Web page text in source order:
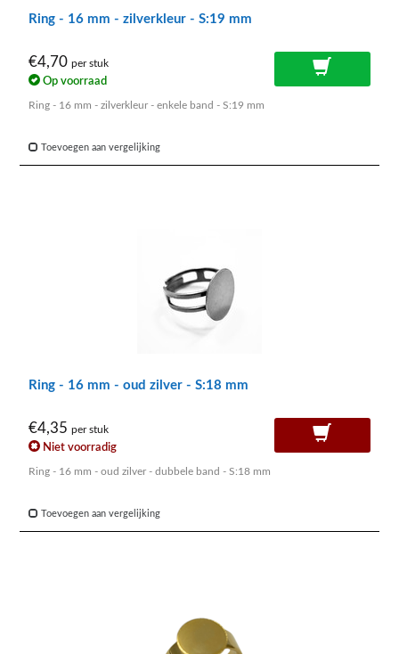
Ring - 16 mm - zilverkleur - S:19 mm
€4,70 per stuk
Op voorraad
Ring - 16 mm - zilverkleur - enkele band - S:19 mm
Toevoegen aan vergelijking
Ring - 16 mm - oud zilver - S:18 mm
€4,35 per stuk
Niet voorradig
Ring - 16 mm - oud zilver - dubbele band - S:18 mm
Toevoegen aan vergelijking